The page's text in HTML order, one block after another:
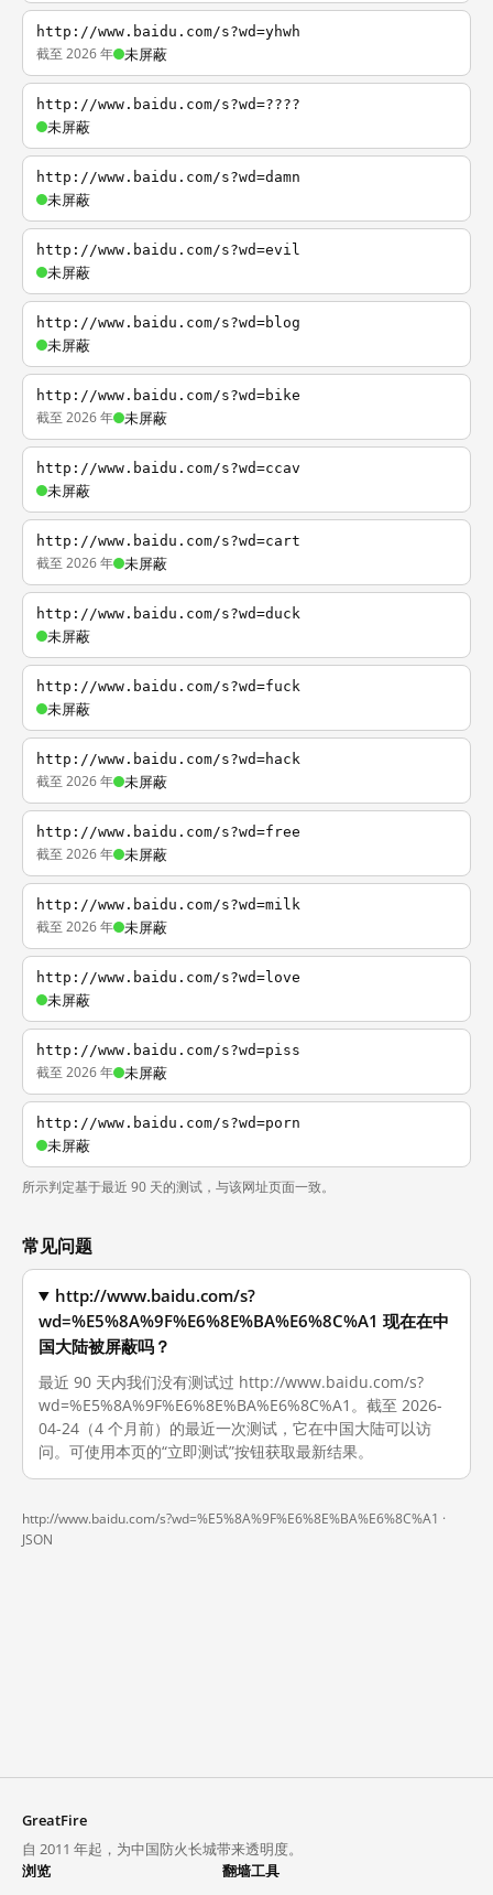
http://www.baidu.com/s?wd=yhwh
截至 2026 年 未屏蔽
http://www.baidu.com/s?wd=????
未屏蔽
http://www.baidu.com/s?wd=damn
未屏蔽
http://www.baidu.com/s?wd=evil
未屏蔽
http://www.baidu.com/s?wd=blog
未屏蔽
http://www.baidu.com/s?wd=bike
截至 2026 年 未屏蔽
http://www.baidu.com/s?wd=ccav
未屏蔽
http://www.baidu.com/s?wd=cart
截至 2026 年 未屏蔽
http://www.baidu.com/s?wd=duck
未屏蔽
http://www.baidu.com/s?wd=fuck
未屏蔽
http://www.baidu.com/s?wd=hack
截至 2026 年 未屏蔽
http://www.baidu.com/s?wd=free
截至 2026 年 未屏蔽
http://www.baidu.com/s?wd=milk
截至 2026 年 未屏蔽
http://www.baidu.com/s?wd=love
未屏蔽
http://www.baidu.com/s?wd=piss
截至 2026 年 未屏蔽
http://www.baidu.com/s?wd=porn
未屏蔽
所示判定基于最近 90 天的测试，与该网址页面一致。
常见问题
http://www.baidu.com/s?
wd=%E5%8A%9F%E6%8E%BA%E6%8C%A1 现在在中
国大陆被屏蔽吗？
最近 90 天内我们没有测试过 http://www.baidu.com/s?
wd=%E5%8A%9F%E6%8E%BA%E6%8C%A1。截至 2026-
04-24（4 个月前）的最近一次测试，它在中国大陆可以访
问。可使用本页的“立即测试”按钮获取最新结果。
http://www.baidu.com/s?wd=%E5%8A%9F%E6%8E%BA%E6%8C%A1 ·
JSON
GreatFire
自 2011 年起，为中国防火长城带来透明度。
浏览
翻墙工具